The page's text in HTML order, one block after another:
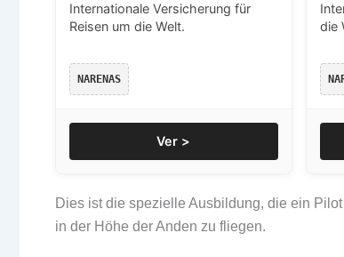
Internationale Versicherung für
Reisen um die Welt.
NARENAS
Ver >
die
Dies ist die spezielle Ausbildung, die ein
in der Höhe der Anden zu fliegen.